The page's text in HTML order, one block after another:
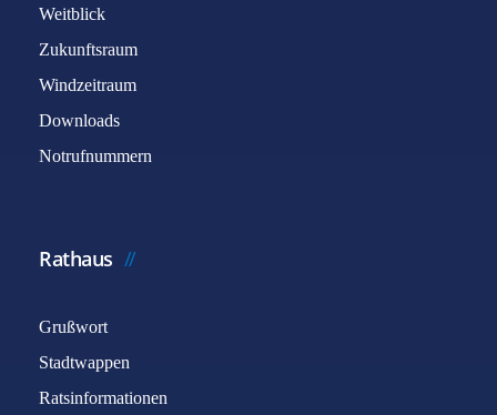
Weitblick
Zukunftsraum
Windzeitraum
Downloads
Notrufnummern
Rathaus
Grußwort
Stadtwappen
Ratsinformationen